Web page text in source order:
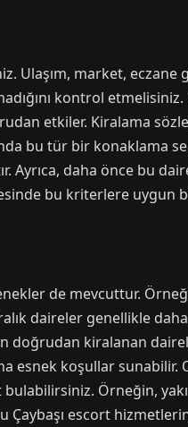
Ulaşım, market, eczane
kontrol
etkiler. Kiralama
bu tür bir konaklama
Ayrıca, daha önce bu
bu kriterlere uygun
de mevcuttur.
daireler genellikle
doğrudan kiralanan
esnek koşullar sunabilir.
Örneğin,
Çaybaşı escort